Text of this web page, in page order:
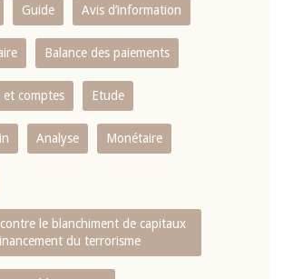
Guide Avis d’information
Balance des paiements
et comptes Etude
Analyse Monétaire
le blanchiment de capitaux
du terrorisme